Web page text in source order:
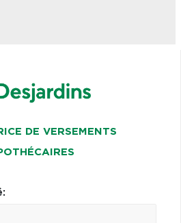
DE VERSEMENTS